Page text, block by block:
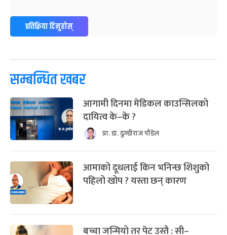
प्रतिक्रिया दिनुहोस्
सम्बन्धित खबर
आगामी दिनमा मेडिकल काउन्सिलको
दायित्व के–के ?
प्रा. डा. ढुण्डीराज पौडेल
आमाको दूधलाई किन भनिन्छ शिशुको
पहिलो खोप ? यस्ता छन् कारण
बच्चा जन्मियो तर पेट उस्तै : सी–